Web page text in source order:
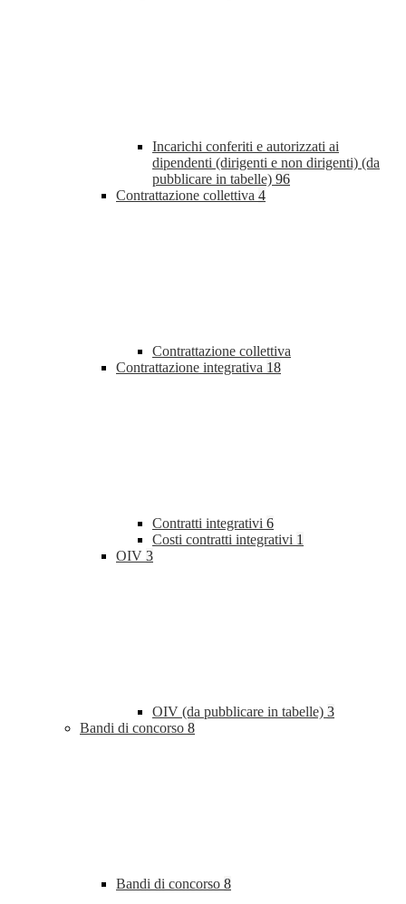
Incarichi conferiti e autorizzati ai
dipendenti (dirigenti e non dirigenti) (da
pubblicare in tabelle) 96
Contrattazione collettiva 4
Contrattazione collettiva
Contrattazione integrativa 18
Contratti integrativi 6
Costi contratti integrativi 1
OIV 3
OIV (da pubblicare in tabelle) 3
Bandi di concorso 8
Bandi di concorso 8